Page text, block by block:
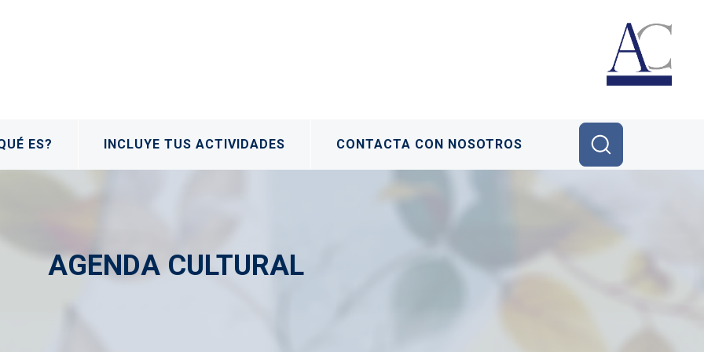
ES? INCLUYE TUS ACTIVIDADES CONTACTA CON NOSOTROS
AGENDA CULTURAL